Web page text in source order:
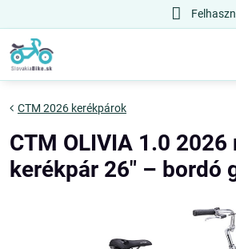
CTM 2026 kerékpárok
CTM OLIVIA 1.0 2026
kerékpár 26" – bordó